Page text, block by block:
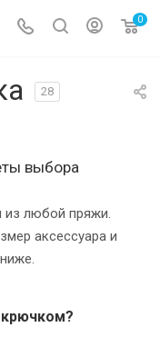
0
28
выбора
из любой пряжи.
аксессуара и